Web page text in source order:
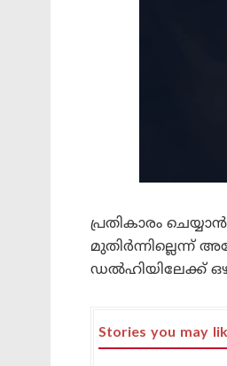
പ്രതികാരം
ഡൽഹിയിലേക്ക്
Stories you may